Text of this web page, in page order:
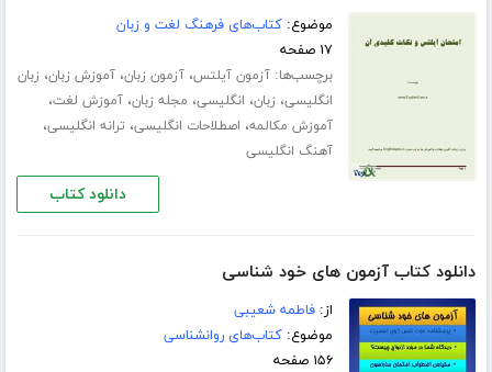
موضوع:کتاب‌های فرهنگ لغت و زبان
۱۷ صفحه
برچسب‌ها:آزمون آیلتس،آزمون زبان،آموزش زبان، زبان
انگلیسی، زبان، انگلیسی، مجله زبان،آموزش لغت،
آموزش مکالمه، اصطلاحات انگلیسی، ترانه انگلیسی،
آهنگ انگلیسی
دانلود کتاب
دانلود کتاب آزمون های خود شناسی
از:فاطمه شعیبی
موضوع:کتاب‌های روانشناسی
۱۵۶ صفحه